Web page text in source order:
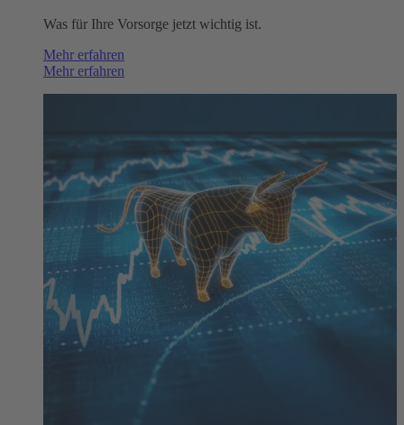
Was für Ihre Vorsorge jetzt wichtig ist.
Mehr erfahren
Mehr erfahren